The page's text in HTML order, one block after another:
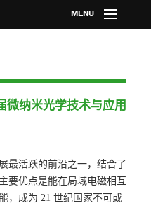
MENU
纳米光学技术与应用
最活跃的前沿之一，结合了
要优点是能在局域电磁相互
，成为 21 世纪国家不可或